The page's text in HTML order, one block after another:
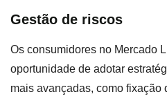
Gestão de riscos
Os consumidores no Mercado
oportunidade de adotar
mais avançadas, como fixação